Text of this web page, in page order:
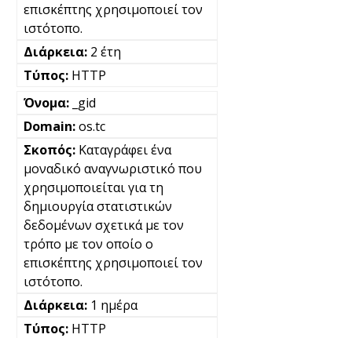
επισκέπτης χρησιμοποιεί τον
ιστότοπο.
2 έτη
HTTP
_gid
os.tc
Καταγράφει ένα
μοναδικό αναγνωριστικό που
χρησιμοποιείται για τη
δημιουργία στατιστικών
δεδομένων σχετικά με τον
τρόπο με τον οποίο ο
επισκέπτης χρησιμοποιεί τον
ιστότοπο.
1 ημέρα
HTTP